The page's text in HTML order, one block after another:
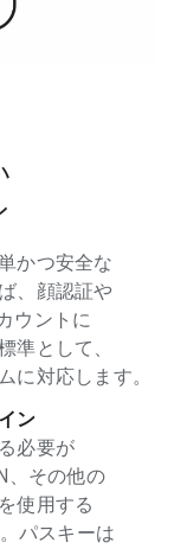
かつ安全な​
、​顔認証や​
ウントに​
準と​して、​
に​対応します。
ン
必要が​
、​その​他の​
使用する​
パスキーは​